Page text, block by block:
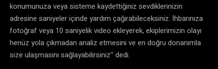
konumunuza veya sisteme kaydettiğiniz sevdiklerinizin
adresine saniyeler içinde yardım çağırabileceksiniz. İhbarınıza
fotoğraf veya 10 saniyelik video ekleyerek, ekiplerimizin olayı
henüz yola çıkmadan analiz etmesini ve en doğru donanımla
size ulaşmasını sağlayabilirsiniz’’ dedi.